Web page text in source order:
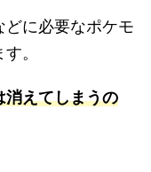
どに必要なポケモ
。
消えてしまうの